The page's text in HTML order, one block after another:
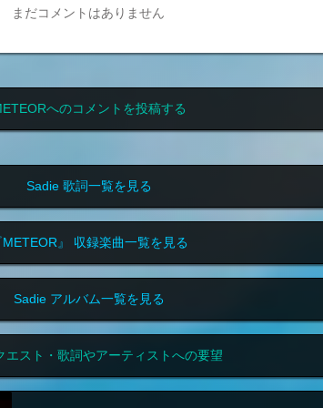
まだコメントはありません
へのコメントを投稿する
Sadie 歌詞一覧を見る
METEOR』 収録楽曲一覧を見る
Sadie アルバム一覧を見る
エスト・歌詞やアーティストへの要望